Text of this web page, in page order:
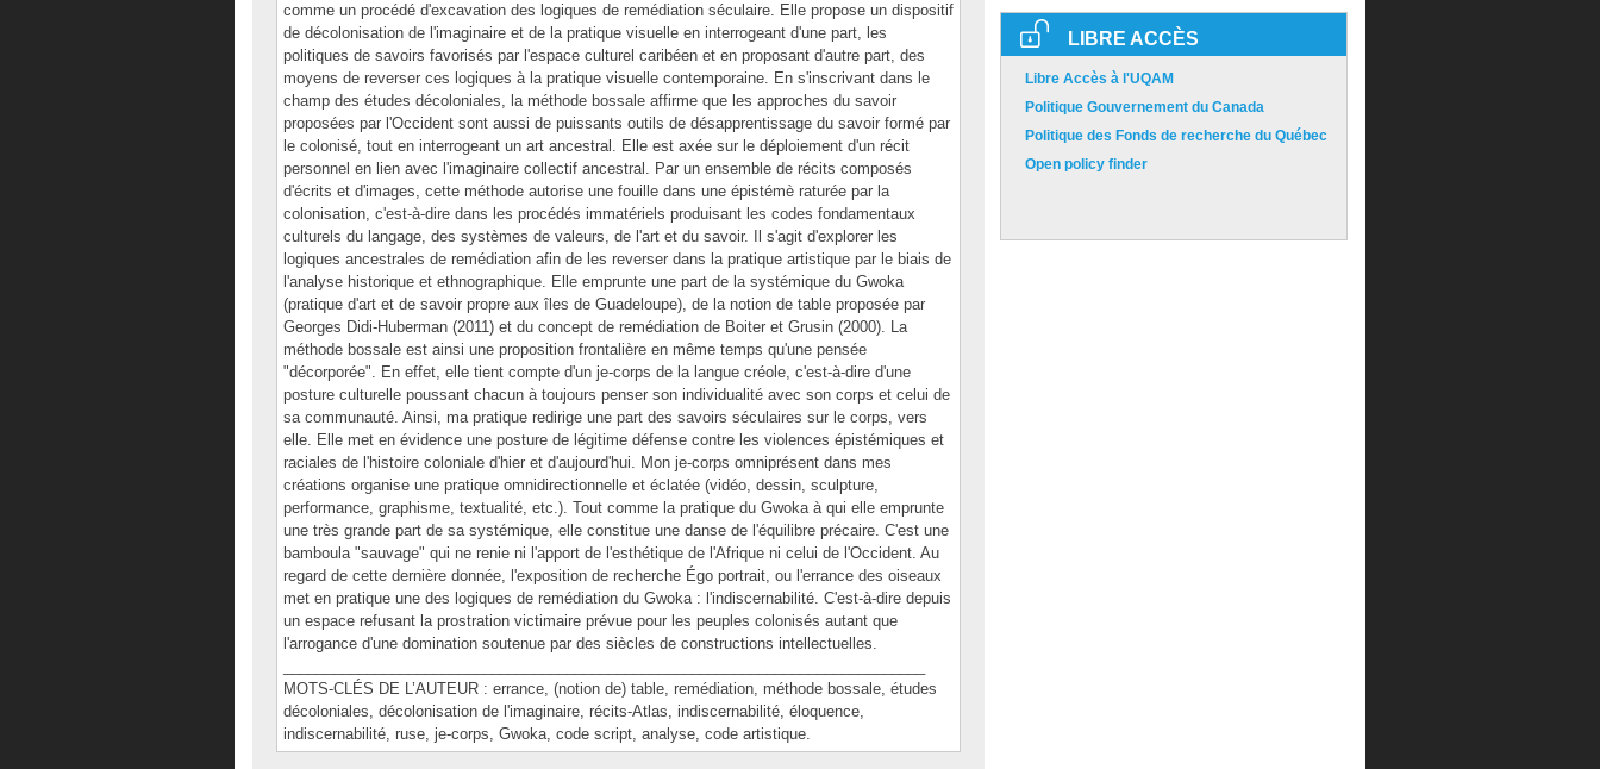
comme un procédé d'excavation des logiques de remédiation séculaire. Elle propose un dispositif
de décolonisation de l'imaginaire et de la pratique visuelle en interrogeant d'une part, les
politiques de savoirs favorisés par l'espace culturel caribéen et en proposant d'autre part, des
moyens de reverser ces logiques à la pratique visuelle contemporaine. En s'inscrivant dans le
champ des études décoloniales, la méthode bossale affirme que les approches du savoir
proposées par l'Occident sont aussi de puissants outils de désapprentissage du savoir formé par
le colonisé, tout en interrogeant un art ancestral. Elle est axée sur le déploiement d'un récit
personnel en lien avec l'imaginaire collectif ancestral. Par un ensemble de récits composés
d'écrits et d'images, cette méthode autorise une fouille dans une épistémè raturée par la
colonisation, c'est-à-dire dans les procédés immatériels produisant les codes fondamentaux
culturels du langage, des systèmes de valeurs, de l'art et du savoir. Il s'agit d'explorer les
logiques ancestrales de remédiation afin de les reverser dans la pratique artistique par le biais de
l'analyse historique et ethnographique. Elle emprunte une part de la systémique du Gwoka
(pratique d'art et de savoir propre aux îles de Guadeloupe), de la notion de table proposée par
Georges Didi-Huberman (2011) et du concept de remédiation de Boiter et Grusin (2000). La
méthode bossale est ainsi une proposition frontalière en même temps qu'une pensée
"décorporée". En effet, elle tient compte d'un je-corps de la langue créole, c'est-à-dire d'une
posture culturelle poussant chacun à toujours penser son individualité avec son corps et celui de
sa communauté. Ainsi, ma pratique redirige une part des savoirs séculaires sur le corps, vers
elle. Elle met en évidence une posture de légitime défense contre les violences épistémiques et
raciales de l'histoire coloniale d'hier et d'aujourd'hui. Mon je-corps omniprésent dans mes
créations organise une pratique omnidirectionnelle et éclatée (vidéo, dessin, sculpture,
performance, graphisme, textualité, etc.). Tout comme la pratique du Gwoka à qui elle emprunte
une très grande part de sa systémique, elle constitue une danse de l'équilibre précaire. C'est une
bamboula "sauvage" qui ne renie ni l'apport de l'esthétique de l'Afrique ni celui de l'Occident. Au
regard de cette dernière donnée, l'exposition de recherche Égo portrait, ou l'errance des oiseaux
met en pratique une des logiques de remédiation du Gwoka : l'indiscernabilité. C'est-à-dire depuis
un espace refusant la prostration victimaire prévue pour les peuples colonisés autant que
l'arrogance d'une domination soutenue par des siècles de constructions intellectuelles.
MOTS-CLÉS DE L’AUTEUR : errance, (notion de) table, remédiation, méthode bossale, études
décoloniales, décolonisation de l'imaginaire, récits-Atlas, indiscernabilité, éloquence,
indiscernabilité, ruse, je-corps, Gwoka, code script, analyse, code artistique.
LIBRE ACCÈS
Libre Accès à l'UQAM
Politique Gouvernement du Canada
Politique des Fonds de recherche du Québec
Open policy finder